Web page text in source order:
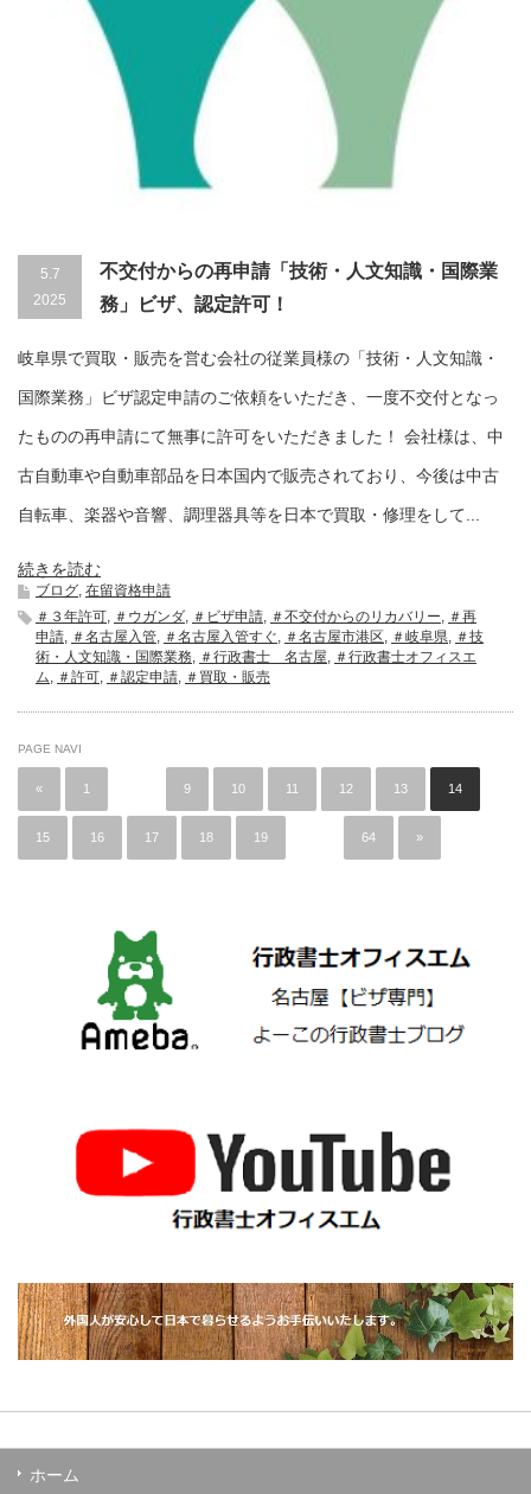
5.7
2025
不交付からの再申請「技術・人文知識・国際業
務」ビザ、認定許可！
岐阜県で買取・販売を営む会社の従業員様の「技術・人文知識・
国際業務」ビザ認定申請のご依頼をいただき、一度不交付となっ
たものの再申請にて無事に許可をいただきました！ 会社様は、中
古自動車や自動車部品を日本国内で販売されており、今後は中古
自転車、楽器や音響、調理器具等を日本で買取・修理をして...
続きを読む
ブログ, 在留資格申請
＃３年許可, ＃ウガンダ, ＃ビザ申請, ＃不交付からのリカバリー, ＃再
申請, ＃名古屋入管, ＃名古屋入管すぐ, ＃名古屋市港区, ＃岐阜県, ＃技
術・人文知識・国際業務, ＃行政書士 名古屋, ＃行政書士オフィスエ
ム, ＃許可, ＃認定申請, ＃買取・販売
PAGE NAVI
« 1 9 10 11 12 13 14
15 16 17 18 19 64 »
ホーム